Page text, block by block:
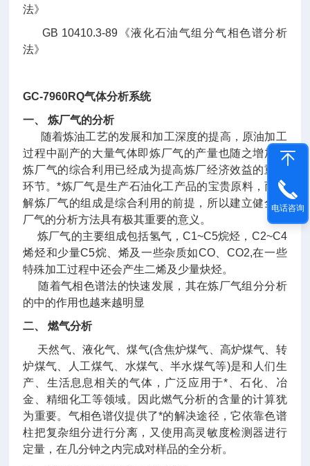
法》
GB 10410.3-89《液化石油气组分气相色谱分析
法》
GC-7960RQ气体分析系统
一、炼厂气的分析
随着炼油工艺的发展和加工深度的提高，原油加工
过程中副产的大量气体即炼厂气的产量也随之增加。
炼厂气的综合利用已经成为提高炼厂经济效益的重要
环节。*炼厂气是生产石油化工产品的宝贵原料，而了
解炼厂气的组成是综合利用的前提，所以建立健全炼
厂气的分析方法具有极其重要的意义。
炼厂气的主要组成包括氢气，C1~C5烷烃，C2~C4
烯烃和少量C5烷、烯及一些杂质如CO、CO2,在一些
特殊加工过程中还会产生二烯及少量炔烃。
随着气相色谱法的快速发展，其在炼厂气组分分析
的中的作用也越来越明显
二、燃气分析
天然气、液化气、煤气(含焦炉煤气、高炉煤气、转
炉煤气、人工煤气、水煤气、半水煤气等)是和人们生
产、生活息息相关的气体，广泛应用于*、石化、冶
金、精细化工等领域。因此燃气分析的含量的计算犹
为重要。气相色谱仪提供了*的解决途径，它依靠色谱
柱把复杂组分进行分离，又使用高灵敏度检测器进行
定量，在几分钟之内完成对样品的全分析。
电话咨询